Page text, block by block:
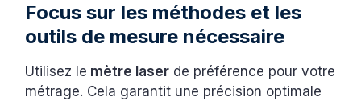
Focus sur les méthodes et les
outils de mesure nécessaire
Utilisez le mètre laser de préférence pour votre
métrage. Cela garantit une précision optimale